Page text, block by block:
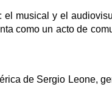
musical y el
como un acto de
de Sergio Leone,